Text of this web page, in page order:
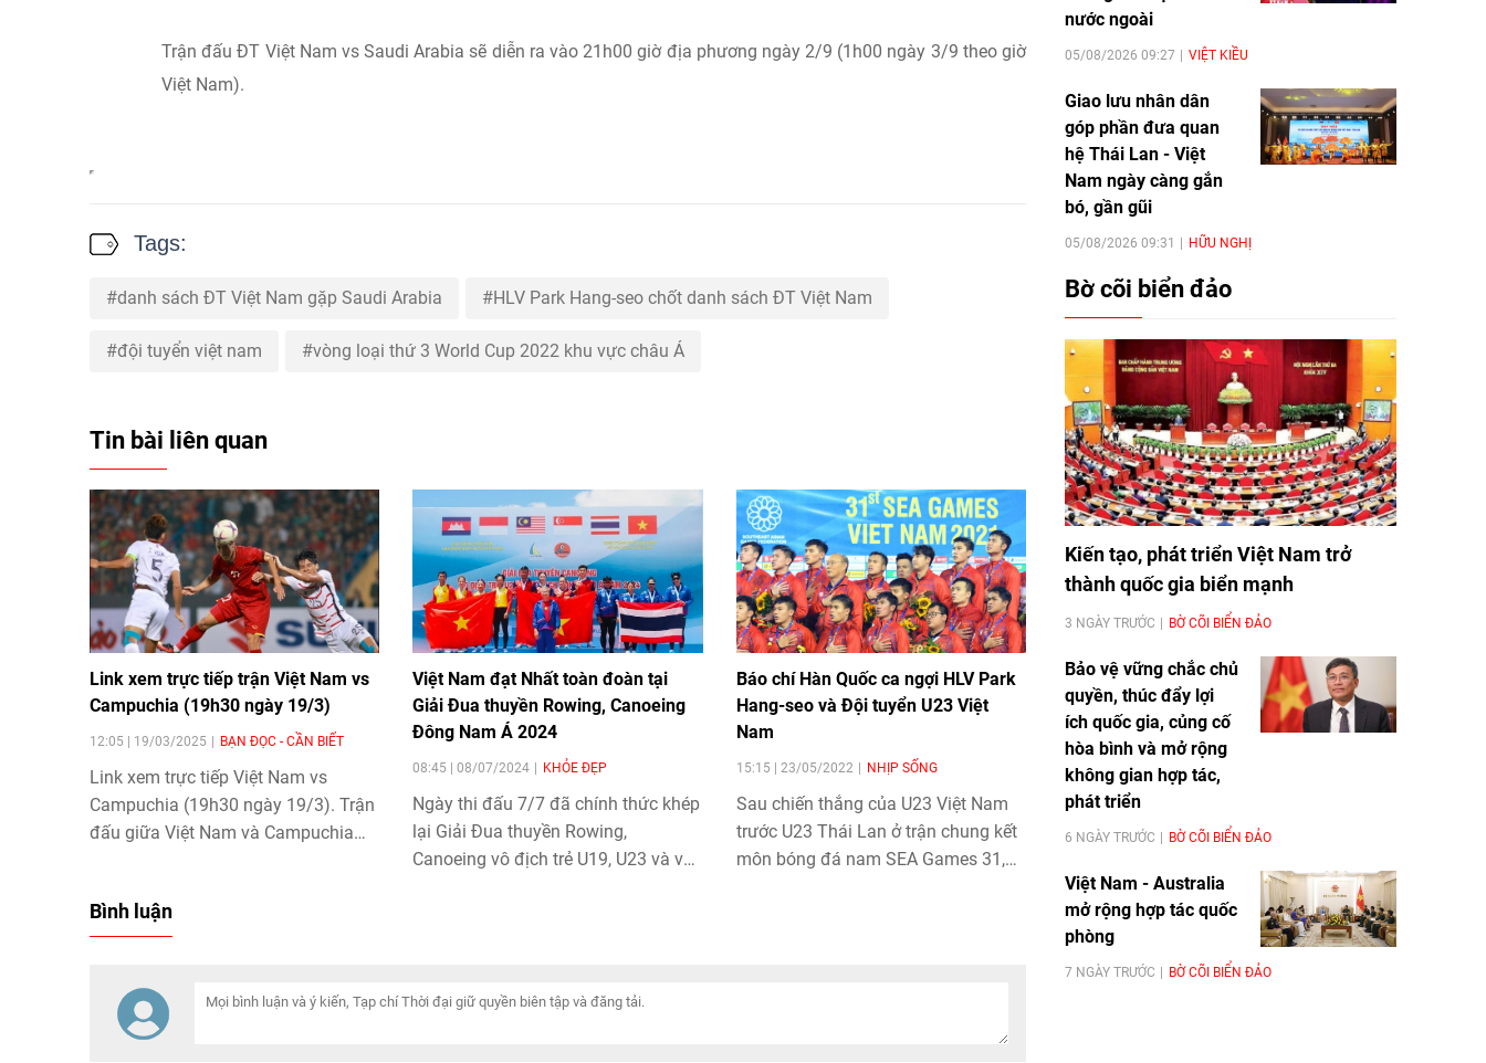
Trận đấu ĐT Việt Nam vs Saudi Arabia sẽ diễn ra vào 21h00 giờ địa phương ngày 2/9 (1h00 ngày 3/9 theo giờ
Việt Nam).
Tags:
danh sách ĐT Việt Nam gặp Saudi Arabia HLV Park Hang-seo chốt danh sách ĐT Việt Nam
đội tuyển việt nam vòng loại thứ 3 World Cup 2022 khu vực châu Á
Tin bài liên quan
Link xem trực tiếp trận Việt Nam vs
Campuchia (19h30 ngày 19/3)
12:05 | 19/03/2025 BẠN ĐỌC - CẦN BIẾT
Link xem trực tiếp Việt Nam vs
Campuchia (19h30 ngày 19/3). Trận
đấu giữa Việt Nam và Campuchia
giành chiến thắng.
Việt Nam đạt Nhất toàn đoàn tại
Giải Đua thuyền Rowing, Canoeing
Đông Nam Á 2024
08:45 | 08/07/2024 KHỎE ĐẸP
Ngày thi đấu 7/7 đã chính thức khép
lại Giải Đua thuyền Rowing,
Canoeing vô địch trẻ U19, U23 và vô
chương Vàng, 53 Huy chương Bạc và
Báo chí Hàn Quốc ca ngợi HLV Park
Hang-seo và Đội tuyển U23 Việt
Nam
15:15 | 23/05/2022 NHỊP SỐNG
Sau chiến thắng của U23 Việt Nam
trước U23 Thái Lan ở trận chung kết
môn bóng đá nam SEA Games 31,
Bình luận
nước ngoài
05/08/2026 09:27 VIỆT KIỀU
Giao lưu nhân dân
góp phần đưa quan
hệ Thái Lan - Việt
Nam ngày càng gắn
bó, gần gũi
05/08/2026 09:31 HỮU NGHỊ
Bờ cõi biển đảo
Kiến tạo, phát triển Việt Nam trở
thành quốc gia biển mạnh
3 NGÀY TRƯỚC BỜ CÕI BIỂN ĐẢO
Bảo vệ vững chắc chủ
quyền, thúc đẩy lợi
ích quốc gia, củng cố
hòa bình và mở rộng
không gian hợp tác,
phát triển
6 NGÀY TRƯỚC BỜ CÕI BIỂN ĐẢO
Việt Nam - Australia
mở rộng hợp tác quốc
phòng
7 NGÀY TRƯỚC BỜ CÕI BIỂN ĐẢO